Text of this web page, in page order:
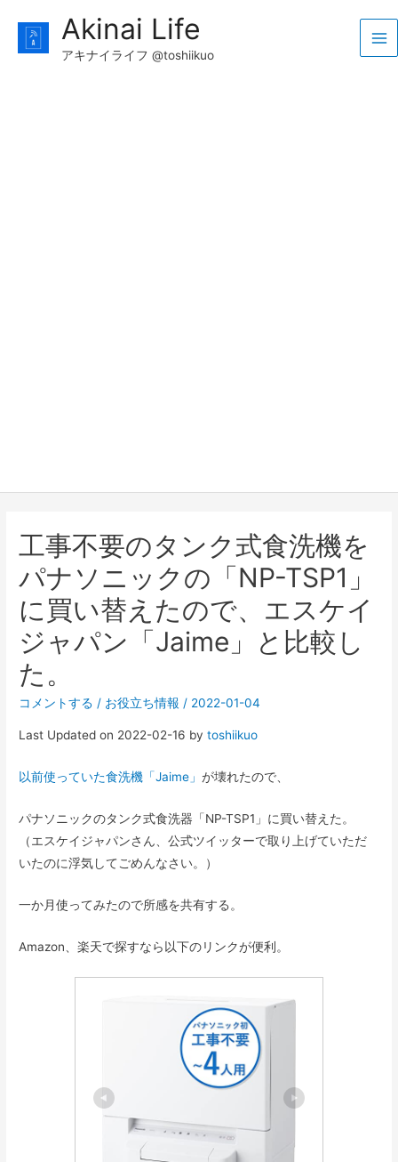
Akinai Life
アキナイライフ @toshiikuo
工事不要のタンク式食洗機を
パナソニックの「NP-TSP1」
に買い替えたので、エスケイ
ジャパン「Jaime」と比較し
た。
コメントする / お役立ち情報 / 2022-01-04
Last Updated on 2022-02-16 bytoshiikuo
以前使っていた食洗機「Jaime」が壊れたので、
パナソニックのタンク式食洗器「NP-TSP1」に買い替えた。
（エスケイジャパンさん、公式ツイッターで取り上げていただ
いたのに浮気してごめんなさい。）
一か月使ってみたので所感を共有する。
Amazon、楽天で探すなら以下のリンクが便利。